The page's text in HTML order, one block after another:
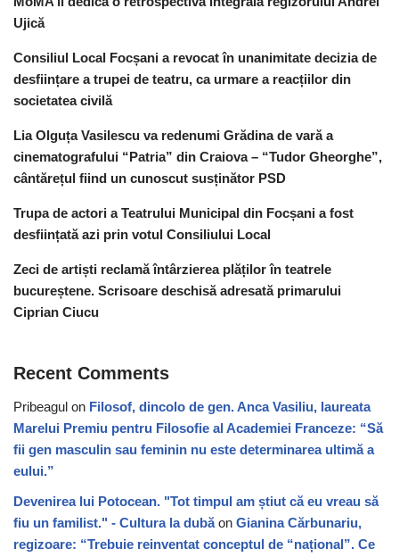
Ujică
Consiliul Local Focșani a revocat în unanimitate decizia de
desființare a trupei de teatru, ca urmare a reacțiilor din
societatea civilă
Lia Olguța Vasilescu va redenumi Grădina de vară a
cinematografului “Patria” din Craiova – “Tudor Gheorghe”,
cântărețul fiind un cunoscut susținător PSD
Trupa de actori a Teatrului Municipal din Focșani a fost
desființată azi prin votul Consiliului Local
Zeci de artiști reclamă întârzierea plăților în teatrele
bucureștene. Scrisoare deschisă adresată primarului
Ciprian Ciucu
Recent Comments
Pribeagul on Filosof, dincolo de gen. Anca Vasiliu, laureata
Marelui Premiu pentru Filosofie al Academiei Franceze: “Să
fii gen masculin sau feminin nu este determinarea ultimă a
eului.”
Devenirea lui Potocean. "Tot timpul am știut că eu vreau să
fiu un familist." - Cultura la dubăon Gianina Cărbunariu,
regizoare: “Trebuie reinventat conceptul de “național”. Ce